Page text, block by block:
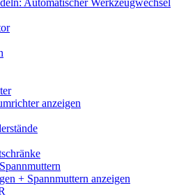
Automatischer Werkzeugwechsel
anzeigen
+ Spannmuttern anzeigen